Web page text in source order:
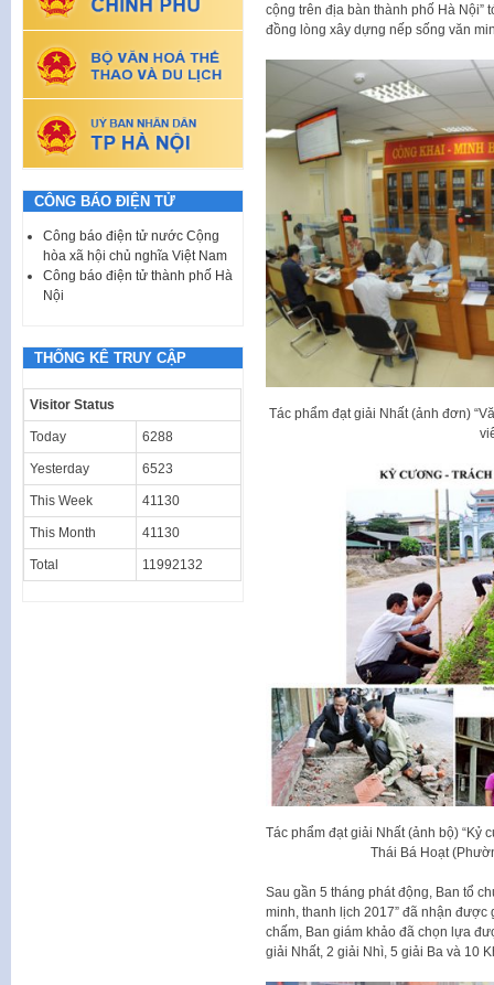
cộng trên địa bàn thành phố Hà
đồng lòng xây dựng nếp sống văn
Tác phẩm đạt giải Nhất (ảnh đơn)
Tác phẩm đạt giải Nhất (ảnh bộ) “Kỷ
Thái Bá Hoạt
Sau gần 5 tháng phát động, Ban tổ
minh, thanh lịch 2017” đã nhận được
chấm, Ban giám khảo đã chọn lựa
giải Nhất, 2 giải Nhì, 5 giải Ba và 10
CÔNG BÁO ĐIỆN TỬ
Công báo điện tử nước Cộng
hòa xã hội chủ nghĩa Việt Nam
Công báo điện tử thành phố Hà
Nội
THỐNG KÊ TRUY CẬP
Visitor Status
Today 6288
Yesterday 6523
This Week 41130
This Month 41130
Total 11992132